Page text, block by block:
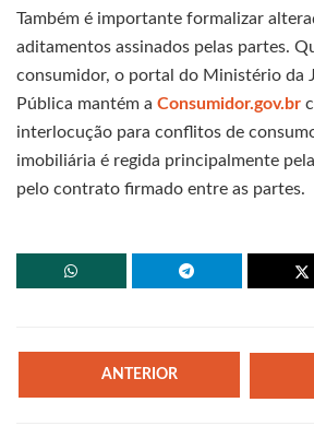
Também é importante formalizar
aditamentos assinados pelas partes.
consumidor, o portal do Ministério da
Pública mantém a Consumidor.gov.br
interlocução para conflitos de
imobiliária é regida principalmente
pelo contrato firmado entre as partes.
ANTERIOR